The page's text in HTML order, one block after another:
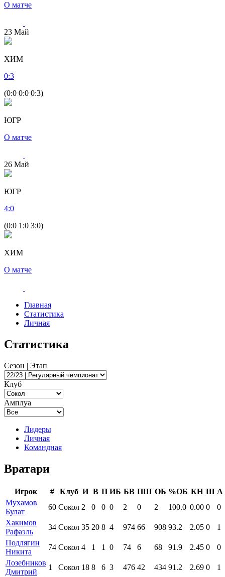
О матче
23 Май
ХИМ
0:3
(0:0 0:0 0:3)
ЮГР
О матче
26 Май
ЮГР
4:0
(0:0 1:0 3:0)
ХИМ
О матче
Главная
Статистика
Личная
Статистика
Сезон | Этап
Клуб
Амплуа
Лидеры
Личная
Командная
Вратари
Игрок # Клуб И В П ИБ БВ ПШ ОБ %ОБ КН Ш А
Мухамов
Булат
60 Сокол 2 0 0 0 2 0 2 100.0 0.00 0
0
Хакимов
Рафаэль
34 Сокол 35 20 8 4 974 66 908 93.2 2.05 0
1
Подлягин
Никита
74 Сокол 4 1 1 0 74 6 68 91.9 2.45 0
0
Лозебников
Дмитрий
1 Сокол 18 8 6 3 476 42 434 91.2 2.69 0
1